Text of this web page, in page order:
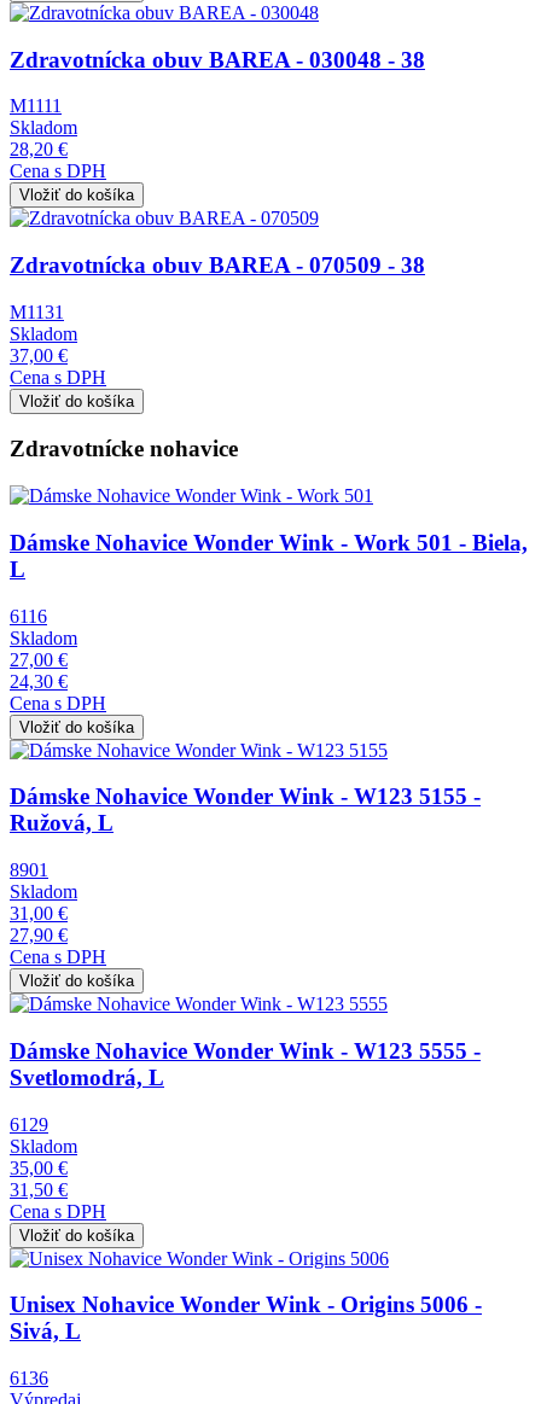
Obrázok
Zdravotnícka obuv BAREA - 030048 - 38
M1111
Skladom
28,20 €
Cena s DPH
Obrázok
Zdravotnícka obuv BAREA - 070509 - 38
M1131
Skladom
37,00 €
Cena s DPH
Zdravotnícke nohavice
Obrázok
Dámske Nohavice Wonder Wink - Work 501 - Biela,
L
6116
Skladom
27,00 €
24,30 €
Cena s DPH
Obrázok
Dámske Nohavice Wonder Wink - W123 5155 -
Ružová, L
8901
Skladom
31,00 €
27,90 €
Cena s DPH
Obrázok
Dámske Nohavice Wonder Wink - W123 5555 -
Svetlomodrá, L
6129
Skladom
35,00 €
31,50 €
Cena s DPH
Obrázok
Unisex Nohavice Wonder Wink - Origins 5006 -
Sivá, L
6136
Výpredaj